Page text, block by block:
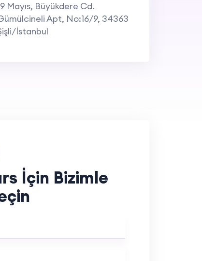
Mayıs, Büyükdere Cd.
Apt, No:16/9, 34363
İstanbul
İçin Bizimle